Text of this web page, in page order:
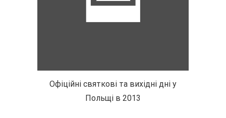
Офіційні святкові та вихідні дні у
Польщі в 2013